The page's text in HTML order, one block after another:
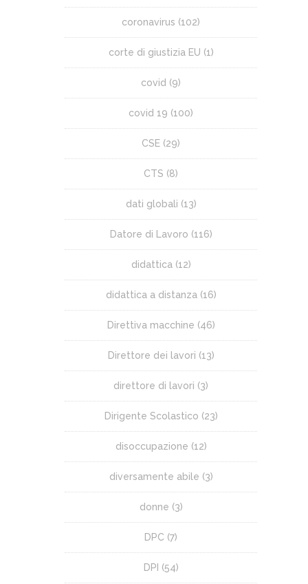
coronavirus (102)
corte di giustizia EU (1)
covid (9)
covid 19 (100)
CSE (29)
CTS (8)
dati globali (13)
Datore di Lavoro (116)
didattica (12)
didattica a distanza (16)
Direttiva macchine (46)
Direttore dei lavori (13)
direttore di lavori (3)
Dirigente Scolastico (23)
disoccupazione (12)
diversamente abile (3)
donne (3)
DPC (7)
DPI (54)